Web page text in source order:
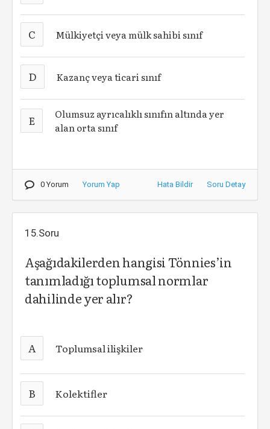
C Mülkiyetçi veya mülk sahibi sınıf
D Kazanç veya ticari sınıf
E
Olumsuz ayrıcalıklı sınıfın altında yer
alan orta sınıf
0 Yorum Yorum Yap Hata Bildir Soru Detay
15.Soru
Aşağıdakilerden hangisi Tönnies’in
tanımladığı toplumsal normlar
dahilinde yer alır?
A Toplumsal ilişkiler
B Kolektifler